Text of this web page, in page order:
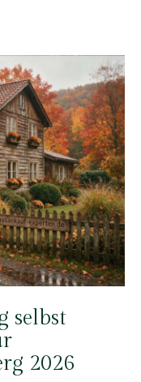
selbst
2026